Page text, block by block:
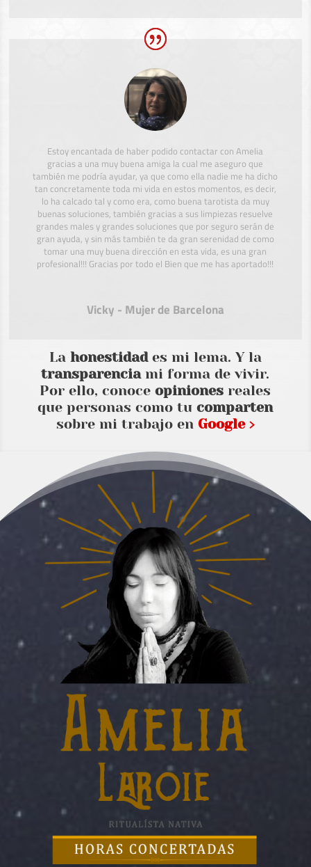
Estoy encantada de haber podido contactar con Amelia
gracias a una muy buena amiga la cual me aseguro que
también me podría ayudar, ya que como ella nadie me ha dicho
tan concretamente toda mi vida en estos momentos, es decir,
lo ha calcado tal y como era, como buena tarotista da muy
buenas soluciones, también gracias a sus limpiezas resuelve
grandes males y grandes soluciones que por seguro serán de
gran ayuda, y sin más también te da gran serenidad de como
tomar una muy buena dirección en esta vida, es una gran
profesional!!! Gracias por todo el Bien que me has aportado!!!
Vicky - Mujer de Barcelona
La honestidades mi lema. Y la
transparenciami forma de vivir.
Por ello, conoceopiniones reales
que personas como tucomparten
sobre mi trabajo en Google ›